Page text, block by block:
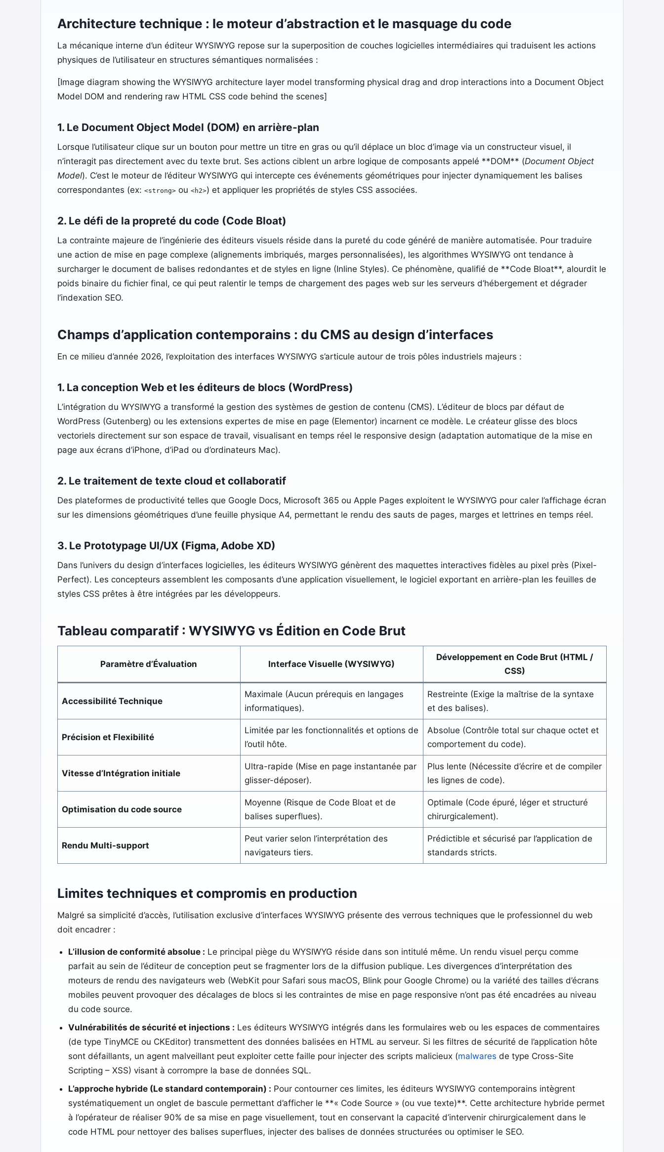
Architecture technique : le moteur d’abstraction et le masquage du code
La mécanique interne d’un éditeur WYSIWYG repose sur la superposition de couches logicielles intermédiaires qui traduisent les actions
physiques de l’utilisateur en structures sémantiques normalisées :
[Image diagram showing the WYSIWYG architecture layer model transforming physical drag and drop interactions into a Document Object
Model DOM and rendering raw HTML CSS code behind the scenes]
1. Le Document Object Model (DOM) en arrière-plan
Lorsque l’utilisateur clique sur un bouton pour mettre un titre en gras ou qu’il déplace un bloc d’image via un constructeur visuel, il
n’interagit pas directement avec du texte brut. Ses actions ciblent un arbre logique de composants appelé **DOM** (Document Object
Model). C’est le moteur de l’éditeur WYSIWYG qui intercepte ces événements géométriques pour injecter dynamiquement les balises
correspondantes (ex: <strong>ou <h2>) et appliquer les propriétés de styles CSS associées.
2. Le défi de la propreté du code (Code Bloat)
La contrainte majeure de l’ingénierie des éditeurs visuels réside dans la pureté du code généré de manière automatisée. Pour traduire
une action de mise en page complexe (alignements imbriqués, marges personnalisées), les algorithmes WYSIWYG ont tendance à
surcharger le document de balises redondantes et de styles en ligne (Inline Styles). Ce phénomène, qualifié de **Code Bloat**, alourdit le
poids binaire du fichier final, ce qui peut ralentir le temps de chargement des pages web sur les serveurs d’hébergement et dégrader
l’indexation SEO.
Champs d’application contemporains : du CMS au design d’interfaces
En ce milieu d’année 2026, l’exploitation des interfaces WYSIWYG s’articule autour de trois pôles industriels majeurs :
1. La conception Web et les éditeurs de blocs (WordPress)
L’intégration du WYSIWYG a transformé la gestion des systèmes de gestion de contenu (CMS). L’éditeur de blocs par défaut de
WordPress (Gutenberg) ou les extensions expertes de mise en page (Elementor) incarnent ce modèle. Le créateur glisse des blocs
vectoriels directement sur son espace de travail, visualisant en temps réel le responsive design (adaptation automatique de la mise en
page aux écrans d’iPhone, d’iPad ou d’ordinateurs Mac).
2. Le traitement de texte cloud et collaboratif
Des plateformes de productivité telles que Google Docs, Microsoft 365 ou Apple Pages exploitent le WYSIWYG pour caler l’affichage écran
sur les dimensions géométriques d’une feuille physique A4, permettant le rendu des sauts de pages, marges et lettrines en temps réel.
3. Le Prototypage UI/UX (Figma, Adobe XD)
Dans l’univers du design d’interfaces logicielles, les éditeurs WYSIWYG génèrent des maquettes interactives fidèles au pixel près (Pixel-
Perfect). Les concepteurs assemblent les composants d’une application visuellement, le logiciel exportant en arrière-plan les feuilles de
styles CSS prêtes à être intégrées par les développeurs.
Tableau comparatif : WYSIWYG vs Édition en Code Brut
Paramètre d’Évaluation Interface Visuelle (WYSIWYG)
Développement en Code Brut (HTML /
CSS)
Accessibilité Technique
Maximale (Aucun prérequis en langages
informatiques).
Restreinte (Exige la maîtrise de la syntaxe
et des balises).
Précision et Flexibilité
Limitée par les fonctionnalités et options de
l’outil hôte.
Absolue (Contrôle total sur chaque octet et
comportement du code).
Vitesse d’Intégration initiale
Ultra-rapide (Mise en page instantanée par
glisser-déposer).
Plus lente (Nécessite d’écrire et de compiler
les lignes de code).
Optimisation du code source
Moyenne (Risque de Code Bloat et de
balises superflues).
Optimale (Code épuré, léger et structuré
chirurgicalement).
Rendu Multi-support
Peut varier selon l’interprétation des
navigateurs tiers.
Prédictible et sécurisé par l’application de
standards stricts.
Limites techniques et compromis en production
Malgré sa simplicité d’accès, l’utilisation exclusive d’interfaces WYSIWYG présente des verrous techniques que le professionnel du web
doit encadrer :
L’illusion de conformité absolue : Le principal piège du WYSIWYG réside dans son intitulé même. Un rendu visuel perçu comme
parfait au sein de l’éditeur de conception peut se fragmenter lors de la diffusion publique. Les divergences d’interprétation des
moteurs de rendu des navigateurs web (WebKit pour Safari sous macOS, Blink pour Google Chrome) ou la variété des tailles d’écrans
mobiles peuvent provoquer des décalages de blocs si les contraintes de mise en page responsive n’ont pas été encadrées au niveau
du code source.
Vulnérabilités de sécurité et injections : Les éditeurs WYSIWYG intégrés dans les formulaires web ou les espaces de commentaires
(de type TinyMCE ou CKEditor) transmettent des données balisées en HTML au serveur. Si les filtres de sécurité de l’application hôte
sont défaillants, un agent malveillant peut exploiter cette faille pour injecter des scripts malicieux (malwares de type Cross-Site
Scripting – XSS) visant à corrompre la base de données SQL.
L’approche hybride (Le standard contemporain) : Pour contourner ces limites, les éditeurs WYSIWYG contemporains intègrent
systématiquement un onglet de bascule permettant d’afficher le **« Code Source » (ou vue texte)**. Cette architecture hybride permet
à l’opérateur de réaliser 90% de sa mise en page visuellement, tout en conservant la capacité d’intervenir chirurgicalement dans le
code HTML pour nettoyer des balises superflues, injecter des balises de données structurées ou optimiser le SEO.